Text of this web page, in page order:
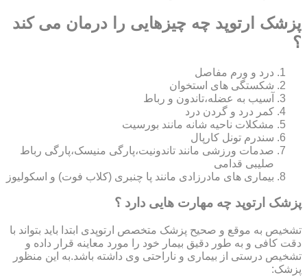
پزشک ارتوپد چه چیزهایی را درمان می کند
؟
درد و ورم مفاصل
شکستگی های استخوان
آسیب به عضله،تاندون و رباط
کمر درد و گردن درد
مشکلات ناحیه شانه مانند بورسیت
سندرم تونل کارپال
صدمات ورزشی مانند تاندونیت،پارگی منیسک،پارگی رباط
صلیبی قدامی
بیماری های مادرزادی مانند پا چنبری (کلاب فوت) و اسکولیوز
پزشک ارتوپد چه مهارت هایی دارد ؟
تشخیص به موقع و صحیح پزشک متخصص ارتوپدی ابتدا باید بتواند با
دقت کافی و به طور دقیق بیمار خود را مورد معاینه قرار داده و
تشخیص درستی از بیماری و ناراحتی وی داشته باشد.به این منظور
پزشک: